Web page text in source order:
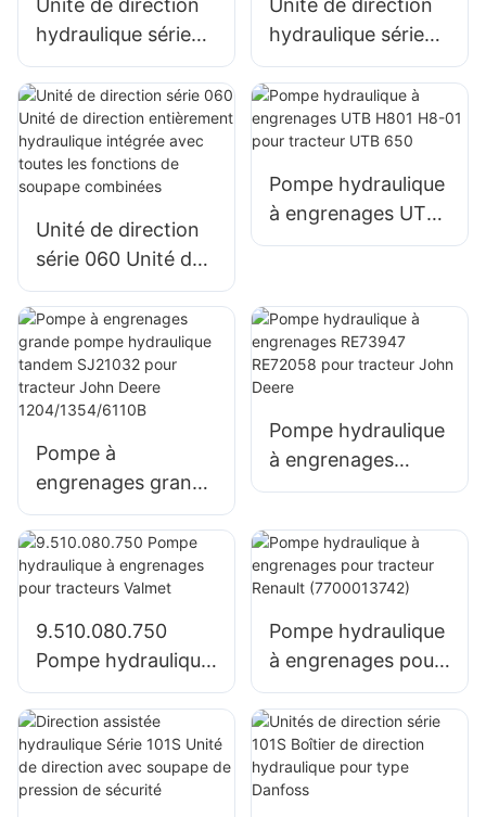
Unité de direction
hydraulique série
101
Unité de direction
hydraulique série
101S/OSPC
Unité de direction
série 060 Unité de
direction
entièrement
hydraulique
intégrée avec
toutes les
soupape
combinées
Pompe hydraulique
à engrenages UTB
H801 H8-01 pour
Pompe à
engrenages grande
pompe hydraulique
tandem SJ21032
pour tracteur John
Deere
1204/1354/6110B
Pompe hydraulique
à engrenages
RE73947 RE72058
Deere
9.510.080.750
Pompe hydraulique
à engrenages pour
tracteurs Valmet
Pompe hydraulique
à engrenages pour
tracteur Renault
(7700013742)